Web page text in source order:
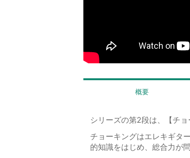
概要
シリーズの第2段は、【チョ
チョーキングはエレキギタ
的知識をはじめ、総合力が